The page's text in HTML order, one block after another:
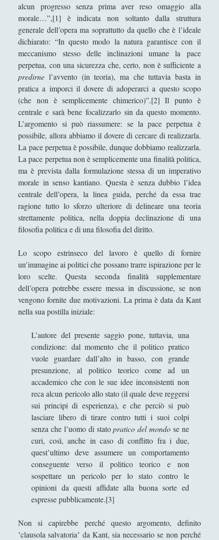
4. La garanzia della pace perpetua: tre
argomenti
5. Politica e morale: la prospettiva
kantiana
6. Il ruolo del filosofo all'interno del
progetto della pace perpetua
7. Considerazioni sull'attualità del
progetto di Kant
8. Con Kant oltre Kant: perché
l'esportazione della democrazia non
si può fondare sull'idea della pace
perpetua
Capire la “Fondazione della metafisica
dei costumi” di Kant
Capire la “Risposta alla domanda –
Kant
rivelante
Ordine internazionale per i diritti
umani: un progetto possibile?
Per la pace perpetua - La via della
pace di Immanuel Kant
► Filosofia Romantica(6)
► Filosofia Contemporanea(86)
► I Grandi Temi della Filosofia(523)
Corsi Di Filosofia
► Spiegazioni per una Filosofia più Easy!(40)
► Filosofia Applicata (72)
► Filosofia Orientale(47)
Angela Luverà Rattray e l'arte al processo "archeo-
botanico"
Considerazioni diverse sulla presenza di Dio
Contro certi ismi…
Desiderio e Contrappunto: la Psicoanalisi come
alcun progresso senza prima aver reso omaggio alla
morale…”,[1] è indicata non soltanto dalla struttura
generale dell’opera ma soprattutto da quello che è l’ideale
dichiarato: “In questo modo la natura garantisce con il
meccanismo stesso delle inclinazioni umane la pace
perpetua, con una sicurezza che, certo, non è sufficiente a
predirne l’avvento (in teoria), ma che tuttavia basta in
pratica a imporci il dovere di adoperarci a questo scopo
(che non è semplicemente chimerico)”.[2] Il punto è
centrale e sarà bene focalizzarlo sin da questo momento.
L’argomento si può riassumere: se la pace perpetua è
possibile, allora abbiamo il dovere di cercare di realizzarla.
La pace perpetua è possibile, dunque dobbiamo realizzarla.
La pace perpetua non è semplicemente una finalità politica,
ma è prevista dalla formulazione stessa di un imperativo
morale in senso kantiano. Questa è senza dubbio l’idea
centrale dell’opera, la linea guida, perché da essa trae
ragione tutto lo sforzo ulteriore di delineare una teoria
strettamente politica, nella doppia declinazione di una
filosofia politica e di una filosofia del diritto.
Lo scopo estrinseco del lavoro è quello di fornire
un’immagine ai politici che possano trarre ispirazione per le
loro scelte. Questa seconda finalità supplementare
dell’opera potrebbe essere messa in discussione, se non
vengono fornite due motivazioni. La prima è data da Kant
nella sua postilla iniziale:
L’autore del presente saggio pone, tuttavia, una
condizione: dal momento che il politico pratico
vuole guardare dall’alto in basso, con grande
presunzione, al politico teorico come ad un
accademico che con le sue idee inconsistenti non
reca alcun pericolo allo stato (il quale deve reggersi
sui principi di esperienza), e che perciò si può
lasciare libero di tirare contro tutti i suoi colpi
senza che l’uomo di statopratico del mondo se ne
curi, così, anche in caso di conflitto fra i due,
quest’ultimo deve assumere un comportamento
conseguente verso il politico teorico e non
sospettare un pericolo per lo stato contro le
opinioni da questi affidate alla buona sorte ed
espresse pubblicamente.[3]
Non si capirebbe perché questo argomento, definito
ʽclausola salvatoriaʼ da Kant, sia necessario se non perché